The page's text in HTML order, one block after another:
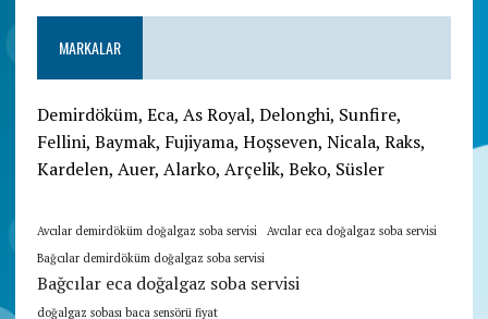
MARKALAR
Demirdöküm, Eca, As Royal, Delonghi, Sunfire,
Fellini, Baymak, Fujiyama, Hoşseven, Nicala, Raks,
Kardelen, Auer, Alarko, Arçelik, Beko, Süsler
Avcılar demirdöküm doğalgaz soba servisi
Avcılar eca doğalgaz soba servisi
Bağcılar demirdöküm doğalgaz soba servisi
Bağcılar eca doğalgaz soba servisi
doğalgaz sobası baca sensörü fiyat